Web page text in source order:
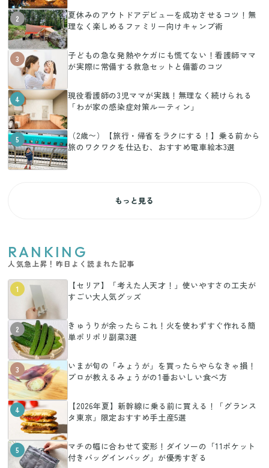
2
夏休みのアウトドアデビューを成功させるコツ！無
理なく楽しめるファミリー向けキャンプ術
3
子どもの急な発熱やケガにも慌てない！看護師ママ
が実際に常備する救急セットと備蓄のコツ
4
現役看護師の3児ママが実践！無理なく続けられる
「わが家の感染症対策ルーティン」
5
（2歳〜）【旅行・帰省をラクにする！】乗る前から
旅のワクワクを仕込む、おすすめ電車絵本3選
もっと見る
RANKING
人気急上昇！昨日よく読まれた記事
1
【セリア】「考えた人天才！」使いやすさの工夫が
すごい大人気グッズ
2
きゅうりが余ったらこれ！火を使わずすぐ作れる簡
単ポリポリ副菜3選
3
いまが旬の「みょうが」を買ったらやらなきゃ損！
プロが教えるみょうがの1番おいしい食べ方
4
【2026年夏】新幹線に乗る前に買える！「グランス
タ東京」限定おすすめ手土産5選
5
マチの幅に合わせて変形！ダイソーの「11ポケット
付きバッグインバッグ」が優秀すぎる